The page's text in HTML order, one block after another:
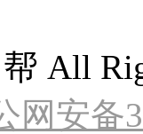
All
网安备